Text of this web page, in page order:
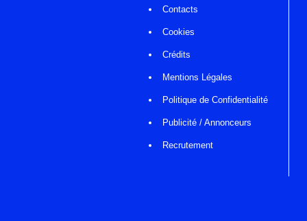
Contacts
Cookies
Crédits
Mentions Légales
Politique de Confidentialité
Publicité / Annonceurs
Recrutement